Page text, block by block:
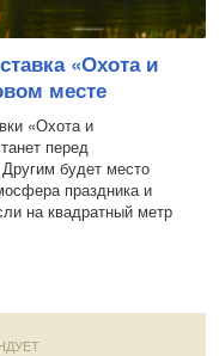
«Охота и
месте
«Охота и
перед
будет место
праздника и
на квадратный метр